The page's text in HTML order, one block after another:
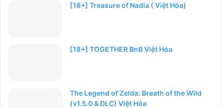
[18+] Treasure of Nadia ( Việt Hóa)
[18+] TOGETHER BnB Việt Hóa
The Legend of Zelda: Breath of the Wild
(v1.5.0 & DLC) Việt Hóa